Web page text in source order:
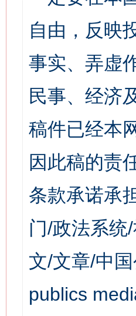
自由，反映
事实、弄虚
民事、经济
稿件已经本
因此稿的责
条款承诺承
门/政法系统
文/文章/中
publics